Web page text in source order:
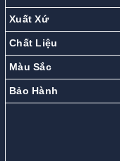
Xuất Xứ
Chất Liệu
Màu Sắc
Bảo Hành